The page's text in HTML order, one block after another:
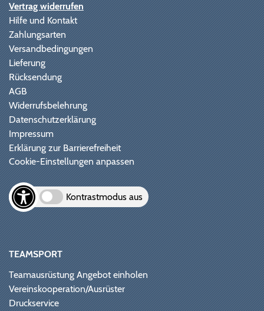
Vertrag widerrufen
Hilfe und Kontakt
Zahlungsarten
Versandbedingungen
Lieferung
Rücksendung
AGB
Widerrufsbelehrung
Datenschutzerklärung
Impressum
Erklärung zur Barrierefreiheit
Cookie-Einstellungen anpassen
Kontrastmodus aus
TEAMSPORT
Teamausrüstung Angebot einholen
Vereinskooperation/Ausrüster
Druckservice